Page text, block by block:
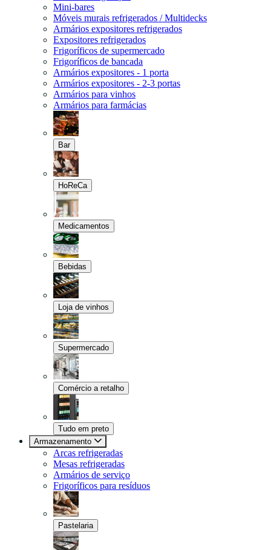
Mini-bares
Móveis murais refrigerados / Multidecks
Armários expositores refrigerados
Expositores refrigerados
Frigoríficos de supermercado
Frigoríficos de bancada
Armários expositores - 1 porta
Armários expositores - 2-3 portas
Armários para vinhos
Armários para farmácias
Bar
HoReCa
Medicamentos
Bebidas
Loja de vinhos
Supermercado
Comércio a retalho
Tudo em preto
Armazenamento
Arcas refrigeradas
Mesas refrigeradas
Armários de serviço
Frigoríficos para resíduos
Pastelaria